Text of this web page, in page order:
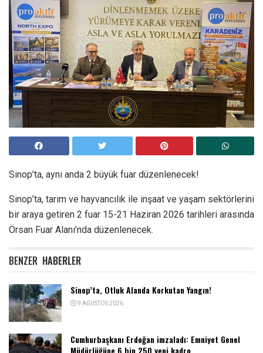
Sinop’ta, aynı anda 2 büyük fuar düzenlenecek!
Sinop’ta, tarım ve hayvancılık ile inşaat ve yaşam sektörlerini
bir araya getiren 2 fuar 15-21 Haziran 2026 tarihleri arasında
Örsan Fuar Alanı’nda düzenlenecek.
BENZER HABERLER
Sinop’ta, Otluk Alanda Korkutan Yangın!
9 AĞUSTOS 2026
Cumhurbaşkanı Erdoğan imzaladı: Emniyet Genel
Müdürlüğüne 6 bin 250 yeni kadro